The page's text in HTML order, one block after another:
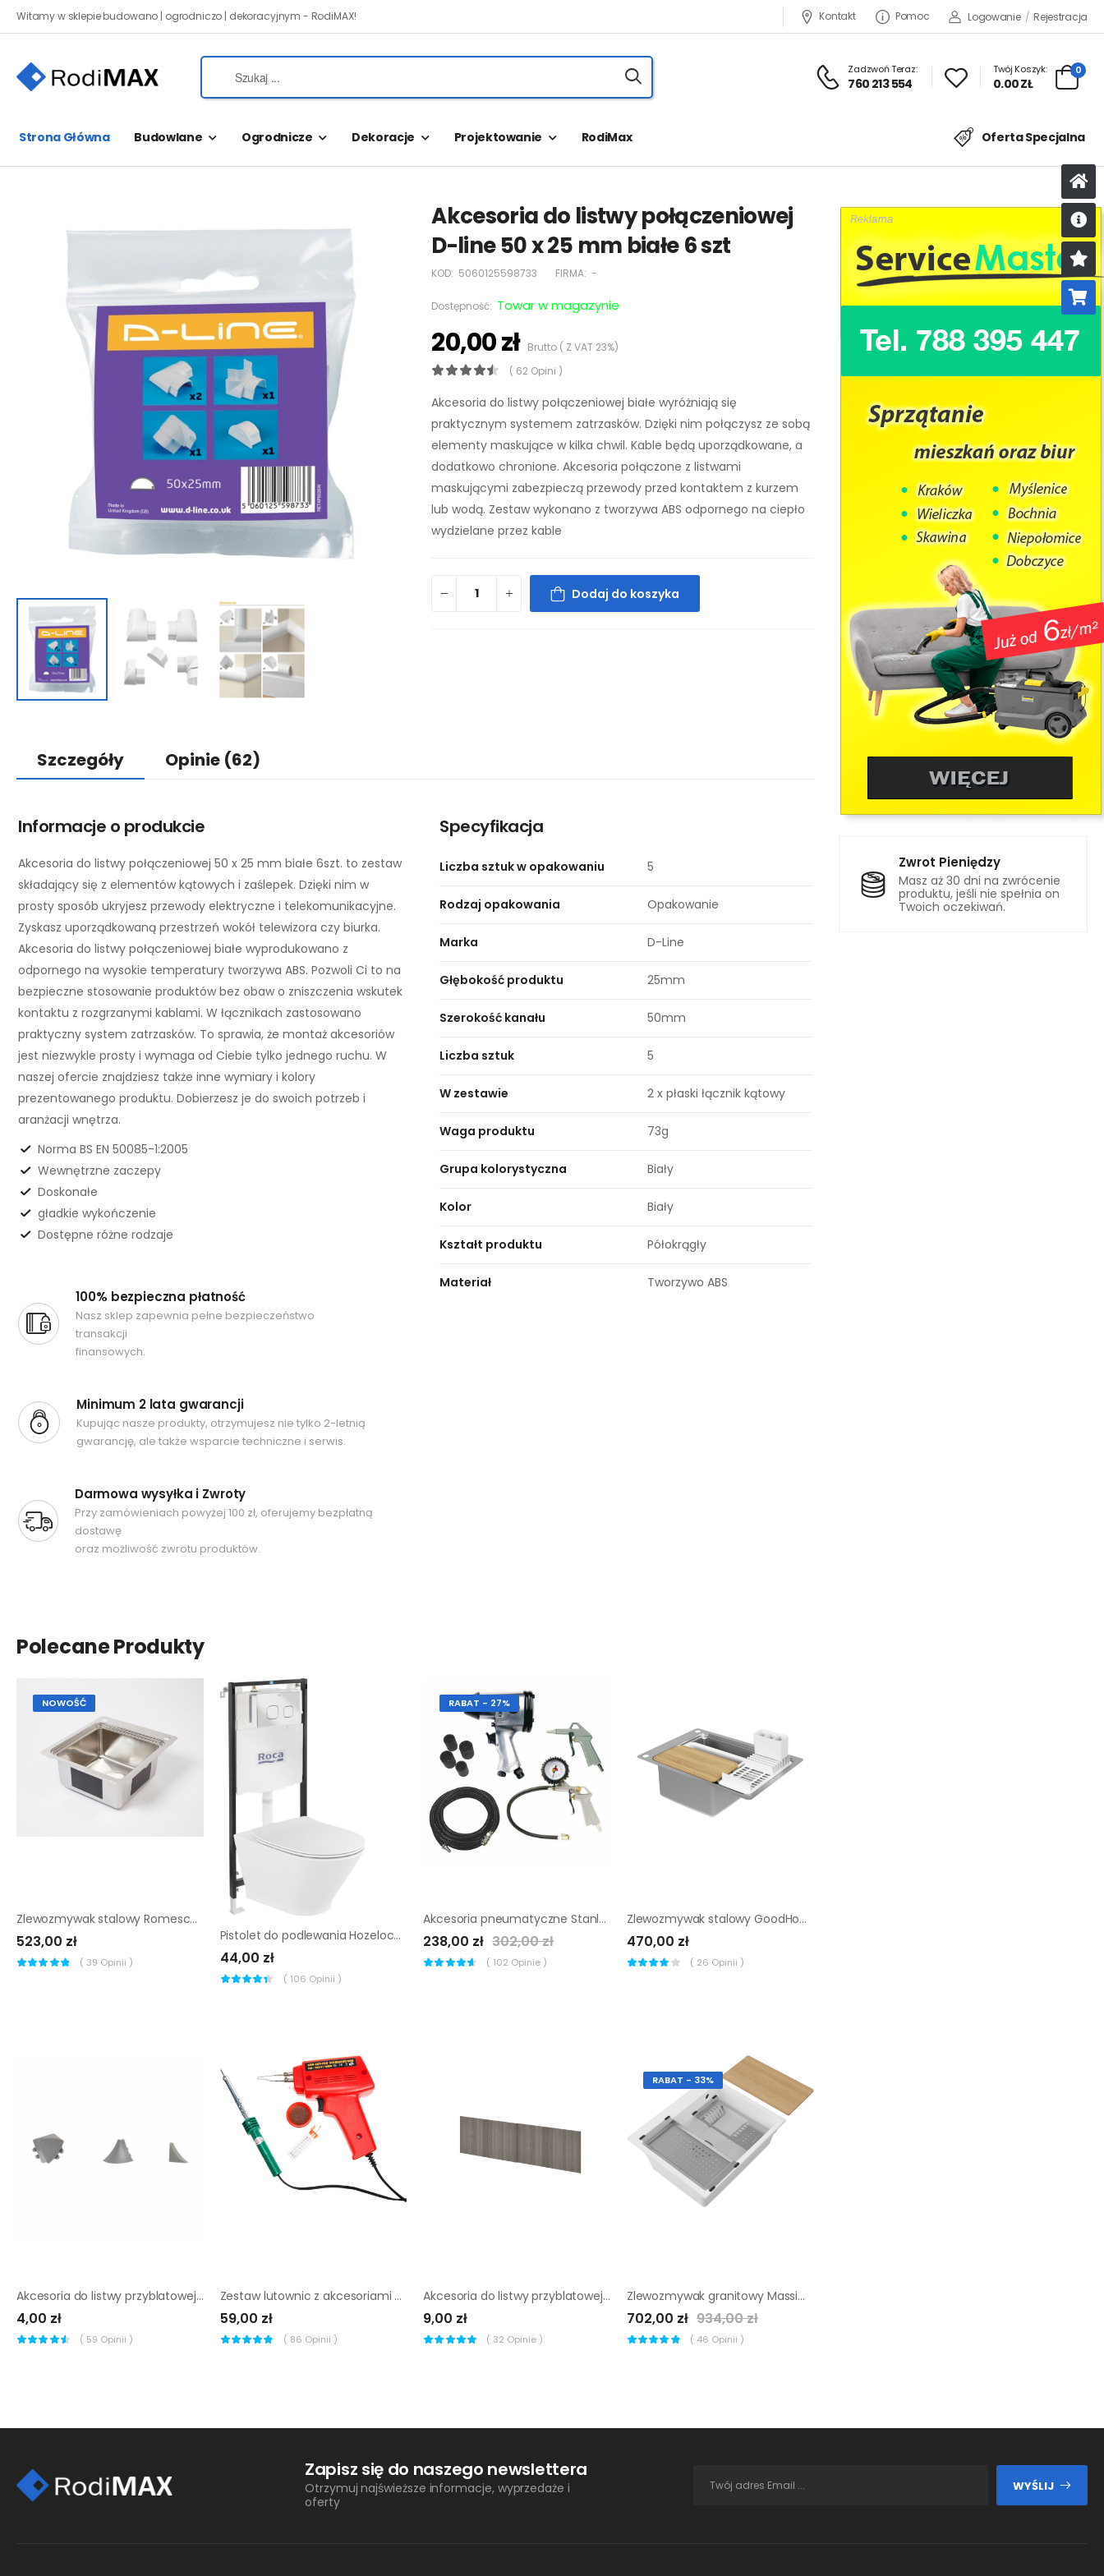
Witamy w sklepie budowano | ogrodniczo | dekoracyjnym - RodiMAX! Kontakt Pomoc Logowanie / Rejestracja
Zadzwoń Teraz:
760 213 554
Twój Koszyk:
0.00 ZŁ
0
Strona Główna Budowlane Ogrodnicze Dekoracje Projektowanie RodiMax Oferta Specjalna
Zwrot Pieniędzy
Masz aż 30 dni na zwrócenie
produktu, jeśli nie spełnia on
Twoich oczekiwań.
Akcesoria do listwy połączeniowej
D-line 50 x 25 mm białe 6 szt
KOD: 5060125598733 FIRMA: -
Dostępność: Towar w magazynie
20,00 złBrutto ( Z VAT 23%)
( 62 Opini )
Akcesoria do listwy połączeniowej białe wyróżniają się
praktycznym systemem zatrzasków. Dzięki nim połączysz ze sobą
elementy maskujące w kilka chwil. Kable będą uporządkowane, a
dodatkowo chronione. Akcesoria połączone z listwami
maskującymi zabezpieczą przewody przed kontaktem z kurzem
lub wodą. Zestaw wykonano z tworzywa ABS odpornego na ciepło
wydzielane przez kable
Dodaj do koszyka
Szczegóły Opinie (62)
Informacje o produkcie
Akcesoria do listwy połączeniowej 50 x 25 mm białe 6szt. to zestaw
składający się z elementów kątowych i zaślepek. Dzięki nim w
prosty sposób ukryjesz przewody elektryczne i telekomunikacyjne.
Zyskasz uporządkowaną przestrzeń wokół telewizora czy biurka.
Akcesoria do listwy połączeniowej białe wyprodukowano z
odpornego na wysokie temperatury tworzywa ABS. Pozwoli Ci to na
bezpieczne stosowanie produktów bez obaw o zniszczenia wskutek
kontaktu z rozgrzanymi kablami. W łącznikach zastosowano
praktyczny system zatrzasków. To sprawia, że montaż akcesoriów
jest niezwykle prosty i wymaga od Ciebie tylko jednego ruchu. W
naszej ofercie znajdziesz także inne wymiary i kolory
prezentowanego produktu. Dobierzesz je do swoich potrzeb i
aranżacji wnętrza.
Norma BS EN 50085-1:2005
Wewnętrzne zaczepy
Doskonałe
gładkie wykończenie
Dostępne różne rodzaje
100% bezpieczna płatność
Nasz sklep zapewnia pełne bezpieczeństwo
transakcji
finansowych.
Minimum 2 lata gwarancji
Kupując nasze produkty, otrzymujesz nie tylko 2-letnią
gwarancję, ale także wsparcie techniczne i serwis.
Darmowa wysyłka i Zwroty
Przy zamówieniach powyżej 100 zł, oferujemy bezpłatną
dostawę
oraz możliwość zwrotu produktów.
Specyfikacja
Liczba sztuk w opakowaniu 5
Rodzaj opakowania Opakowanie
Marka D-Line
Głębokość produktu 25mm
Szerokość kanału 50mm
Liczba sztuk 5
W zestawie 2 x płaski łącznik kątowy
Waga produktu 73g
Grupa kolorystyczna Biały
Kolor Biały
Kształt produktu Półokrągły
Materiał Tworzywo ABS
Polecane Produkty
NOWOŚĆ
Zlewozmywak stalowy Romesco 1-komorowy bez ociekacza z akcesoriami
523,00 zł
( 39 Opinii )
Pistolet do podlewania Hozelock z akcesoriami
44,00 zł
( 106 Opinii )
RABAT - 27%
Akcesoria pneumatyczne Stanley klucz 8 części
238,00 zł 302,00 zł
( 102 Opinie )
Zlewozmywak stalowy GoodHome Romesco 1-komorowy z ociekaczem i akcesoriami
470,00 zł
( 26 Opinii )
Akcesoria do listwy przyblatowej Salag LP14 8 szt
4,00 zł
( 59 Opinii )
Zestaw lutownic z akcesoriami Drel 100 W
59,00 zł
( 86 Opinii )
Akcesoria do listwy przyblatowej GoodHome
9,00 zł
( 32 Opinie )
RABAT - 33%
Zlewozmywak granitowy Massimo 1-komorowy bez odpływu biały + akcesoria
702,00 zł 934,00 zł
( 46 Opinii )
Zapisz się do naszego newslettera
Otrzymuj najświeższe informacje, wyprzedaże i
oferty
WYŚLIJ